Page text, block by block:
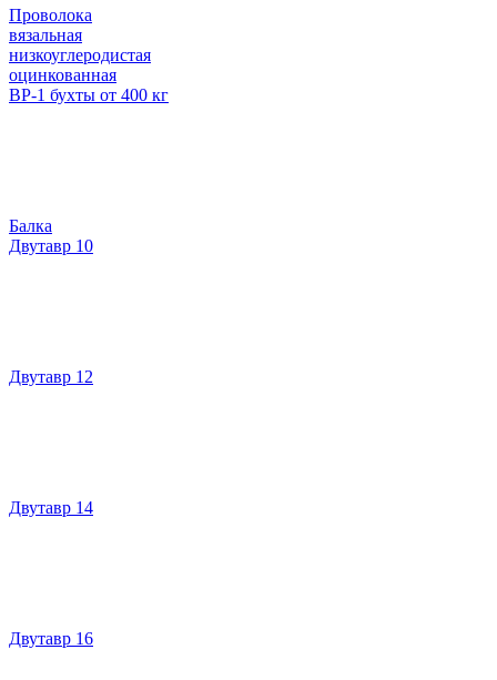
Проволока
вязальная
низкоуглеродистая
оцинкованная
ВР-1 бухты от 400 кг
Балка
Двутавр 10
Двутавр 12
Двутавр 14
Двутавр 16